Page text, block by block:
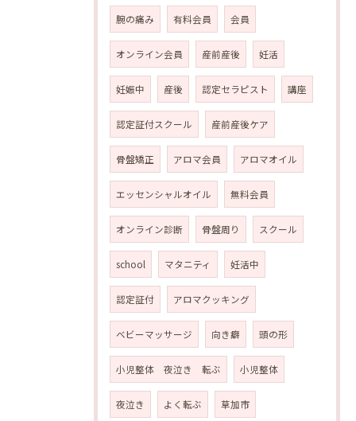
腕の痛み 有料会員 会員
オンライン会員 産前産後 妊活
妊娠中 産後 認定セラピスト 講座
認定証付スクール 産前産後ケア
骨盤矯正 アロマ会員 アロマオイル
エッセンシャルオイル 無料会員
オンライン診断 骨盤周り スクール
school マタニティ 妊活中
認定証付 アロマクッキング
ベビーマッサージ 向き癖 頭の形
小児整体 夜泣き 転ぶ 小児整体
夜泣き よく転ぶ 草加市